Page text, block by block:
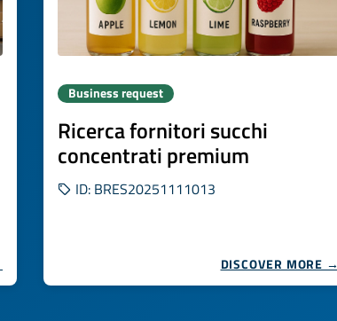
Business request
Ricerca fornitori succhi
concentrati premium
ID: BRES20251111013
DISCOVER MORE →